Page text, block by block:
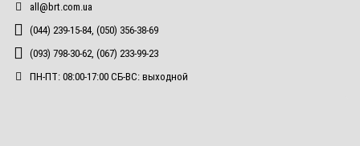
all@brt.com.ua
(044) 239-15-84, (050) 356-38-69
(093) 798-30-62, (067) 233-99-23
ПН-ПТ: 08:00-17:00 СБ-ВС: выходной